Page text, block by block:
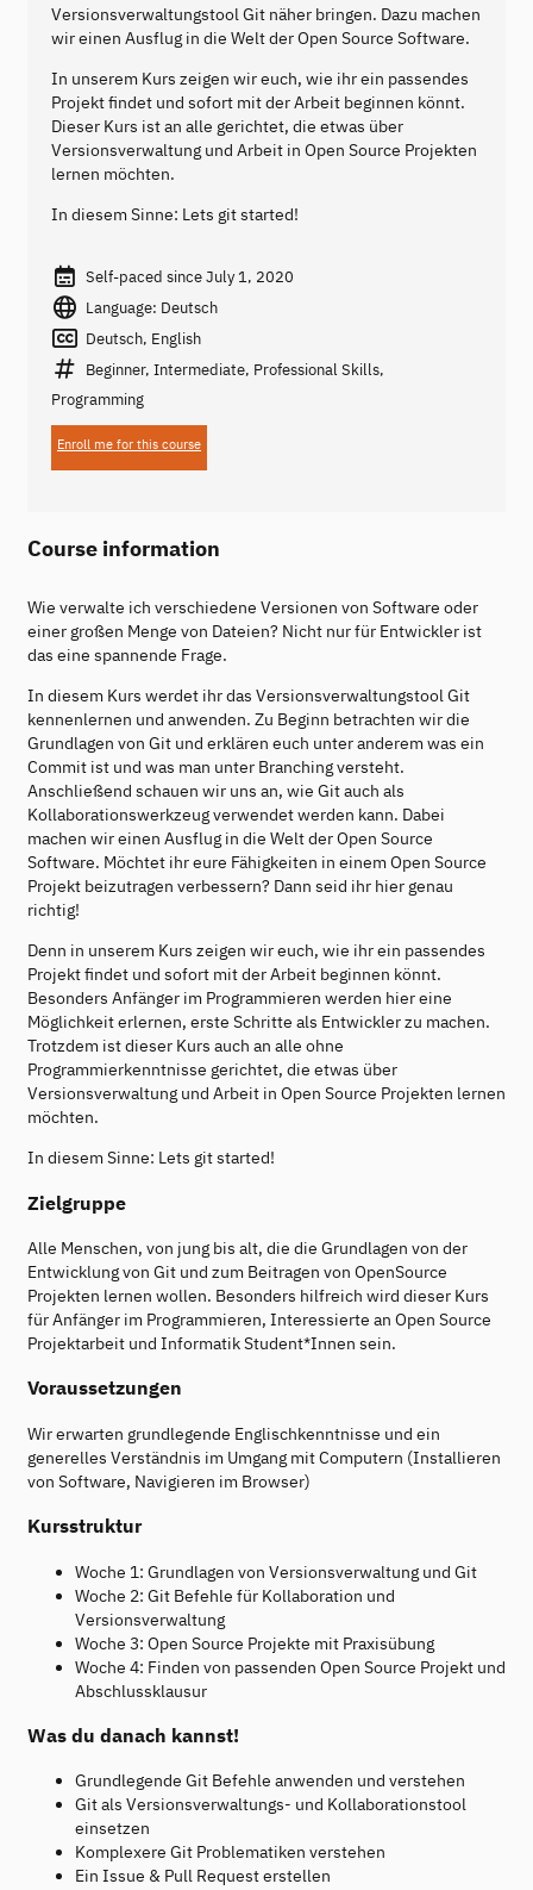
Versionsverwaltungstool Git näher bringen. Dazu machen
wir einen Ausflug in die Welt der Open Source Software.
In unserem Kurs zeigen wir euch, wie ihr ein passendes
Projekt findet und sofort mit der Arbeit beginnen könnt.
Dieser Kurs ist an alle gerichtet, die etwas über
Versionsverwaltung und Arbeit in Open Source Projekten
lernen möchten.
In diesem Sinne: Lets git started!
Self-paced since July 1, 2020
Language: Deutsch
Deutsch, English
Beginner, Intermediate, Professional Skills,
Programming
Enroll me for this course
Course information
Wie verwalte ich verschiedene Versionen von Software oder
einer großen Menge von Dateien? Nicht nur für Entwickler ist
das eine spannende Frage.
In diesem Kurs werdet ihr das Versionsverwaltungstool Git
kennenlernen und anwenden. Zu Beginn betrachten wir die
Grundlagen von Git und erklären euch unter anderem was ein
Commit ist und was man unter Branching versteht.
Anschließend schauen wir uns an, wie Git auch als
Kollaborationswerkzeug verwendet werden kann. Dabei
machen wir einen Ausflug in die Welt der Open Source
Software. Möchtet ihr eure Fähigkeiten in einem Open Source
Projekt beizutragen verbessern? Dann seid ihr hier genau
richtig!
Denn in unserem Kurs zeigen wir euch, wie ihr ein passendes
Projekt findet und sofort mit der Arbeit beginnen könnt.
Besonders Anfänger im Programmieren werden hier eine
Möglichkeit erlernen, erste Schritte als Entwickler zu machen.
Trotzdem ist dieser Kurs auch an alle ohne
Programmierkenntnisse gerichtet, die etwas über
Versionsverwaltung und Arbeit in Open Source Projekten lernen
möchten.
In diesem Sinne: Lets git started!
Zielgruppe
Alle Menschen, von jung bis alt, die die Grundlagen von der
Entwicklung von Git und zum Beitragen von OpenSource
Projekten lernen wollen. Besonders hilfreich wird dieser Kurs
für Anfänger im Programmieren, Interessierte an Open Source
Projektarbeit und Informatik Student*Innen sein.
Voraussetzungen
Wir erwarten grundlegende Englischkenntnisse und ein
generelles Verständnis im Umgang mit Computern (Installieren
von Software, Navigieren im Browser)
Kursstruktur
Woche 1: Grundlagen von Versionsverwaltung und Git
Woche 2: Git Befehle für Kollaboration und
Versionsverwaltung
Woche 3: Open Source Projekte mit Praxisübung
Woche 4: Finden von passenden Open Source Projekt und
Abschlussklausur
Was du danach kannst!
Grundlegende Git Befehle anwenden und verstehen
Git als Versionsverwaltungs- und Kollaborationstool
einsetzen
Komplexere Git Problematiken verstehen
Ein Issue & Pull Request erstellen